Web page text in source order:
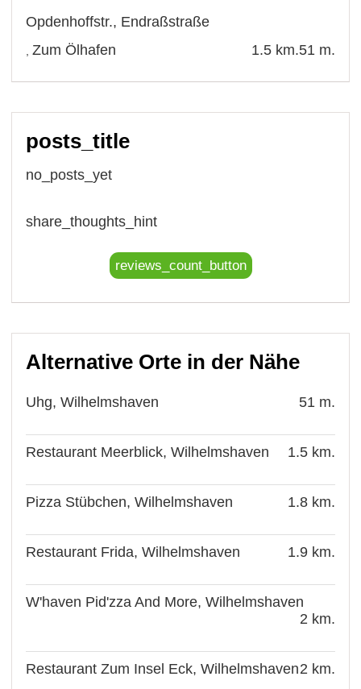
Opdenhoffstr., Endraßstraße
51 m.
,Zum Ölhafen 1.5 km.
posts_title
no_posts_yet
share_thoughts_hint
reviews_count_button
Alternative Orte in der Nähe
Uhg, Wilhelmshaven 51 m.
Restaurant Meerblick, Wilhelmshaven 1.5 km.
Pizza Stübchen, Wilhelmshaven 1.8 km.
Restaurant Frida, Wilhelmshaven 1.9 km.
W'haven Pid'zza And More, Wilhelmshaven
2 km.
Restaurant Zum Insel Eck, Wilhelmshaven2 km.